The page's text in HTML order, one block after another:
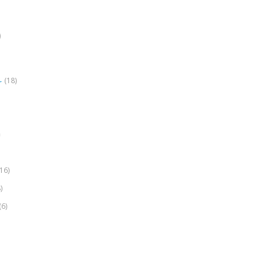
(18)
(6)